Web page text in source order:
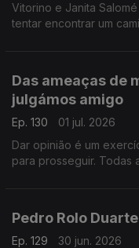
Vitorino e Janita
tentar encontrar um
Das ameaças de
julgámos amigo
Ep. 130
01 jul. 2026
Dar opinião é um
para prosseguir. Todas
Pedro Rolo Duarte
Ep. 129
30 jun. 2026